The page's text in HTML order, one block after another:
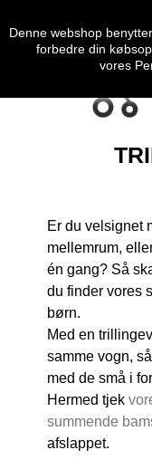
Er du velsignet
mellemrum,
én gang? Så
du finder vores
børn.
Med en
samme vogn,
med de små i
Hermed tjek
summende
afslappet.
Denne webshop
forbedre din
vores